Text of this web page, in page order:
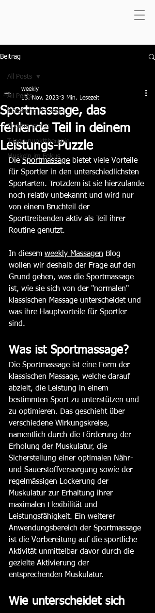
Beitrag
All Posts
Klassische Massage
Sportmassage
Triggerpunkttherapie
Muskeln im Fokus
All Posts
Sportmassage, das
fehlende Teil in deinem
Leistungs-Puzzle
weekly
13. Nov. 2023 3 Min. Lesezeit
Die Sportmassage bietet viele Vorteile
für Sportler in den unterschiedlichsten
Sportarten. Trotzdem ist sie hierzulande
noch relativ unbekannt und wird nur
von einem Bruchteil der
Sporttreibenden aktiv als Teil ihrer
Routine genutzt.
In diesem weekly Massagen Blog
wollen wir deshalb der Frage auf den
Grund gehen, was die Sportmassage
ist, wie sie sich von der "normalen"
klassischen Massage unterscheidet und
was ihre Hauptvorteile für Sportler
sind.
Was ist Sportmassage?
Die Sportmassage ist eine Form der
klassischen Massage, welche darauf
abzielt, die Leistung in einem
bestimmten Sport zu unterstützen und
zu optimieren. Das geschieht über
verschiedene Wirkungskreise,
namentlich durch die Förderung der
Erholung der Muskulatur, die
Sicherstellung einer optimalen Nähr-
und Sauerstoffversorgung sowie der
regelmässigen Lockerung der
Muskulatur zur Erhaltung ihrer
maximalen Flexibilität und
Leistungsfähigkeit. Ein weiterer
Anwendungsbereich der Sportmassage
ist die Vorbereitung auf die sportliche
Aktivität unmittelbar davor durch die
gezielte Aktivierung der
entsprechenden Muskulatur.
Wie unterscheidet sich